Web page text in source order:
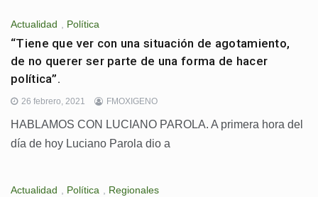
Actualidad , Política
“Tiene que ver con una situación de agotamiento,
de no querer ser parte de una forma de hacer
política”.
26 febrero, 2021 FMOXIGENO
HABLAMOS CON LUCIANO PAROLA. A primera hora del
día de hoy Luciano Parola dio a
Actualidad Política Regionales